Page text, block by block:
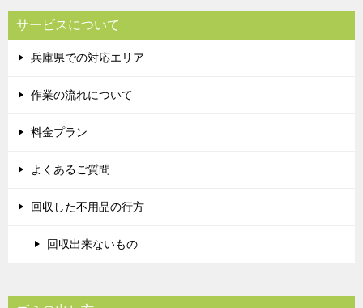
サービスについて
兵庫県での対応エリア
作業の流れについて
料金プラン
よくあるご質問
回収した不用品の行方
回収出来ないもの